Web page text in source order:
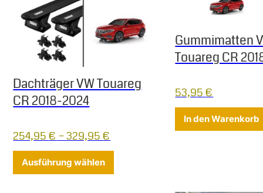
Dachträger VW Touareg
CR 2018-2024
254,95€ –329,95€
Ausführung wählen
Gummimatten
Touareg CR
53,95€
In den Warenkorb